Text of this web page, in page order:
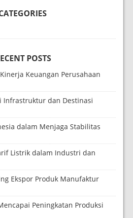
POSTS
Keuangan Perusahaan
Infrastruktur dan Destinasi
dalam Menjaga Stabilitas
Listrik dalam Industri dan
Ekspor Produk Manufaktur
Peningkatan Produksi